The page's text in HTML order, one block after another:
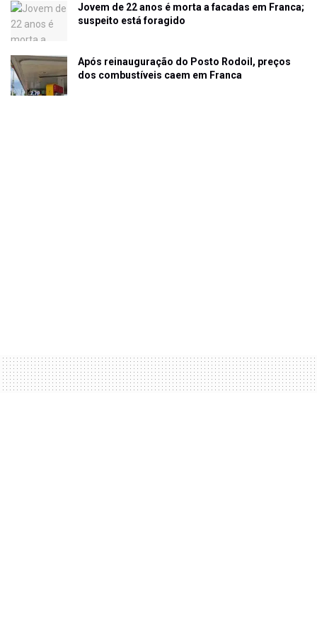
Jovem de 22 anos é morta a facadas em Franca;
suspeito está foragido
Após reinauguração do Posto Rodoil, preços
dos combustíveis caem em Franca